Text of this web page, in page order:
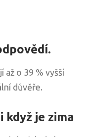
až o 39 % vyšší
důvěře.
když je zima